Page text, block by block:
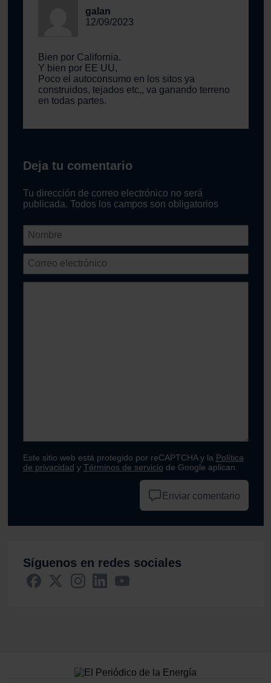
galan
12/09/2023
Bien por California.
Y bien por EE UU,
Poco el autoconsumo en los sitos ya
construidos, tejados etc,, va ganando terreno
en todas partes.
Deja tu comentario
Tu dirección de correo electrónico no será
publicada. Todos los campos son obligatorios
Este sitio web está protegido por reCAPTCHA y la Política
de privacidad y Términos de servicio de Google aplican.
Enviar comentario
Síguenos en redes sociales